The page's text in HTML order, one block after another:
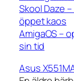
Skool Daze
öppet kaos
AmigaOS –
sin tid
Asus